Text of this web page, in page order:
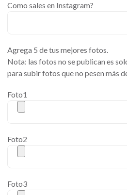
Como sales en Instagram?
Agrega 5 de tus mejores fotos.
Nota: las fotos no se publican es
para subir fotos que no pesen más
Foto1
Foto2
Foto3